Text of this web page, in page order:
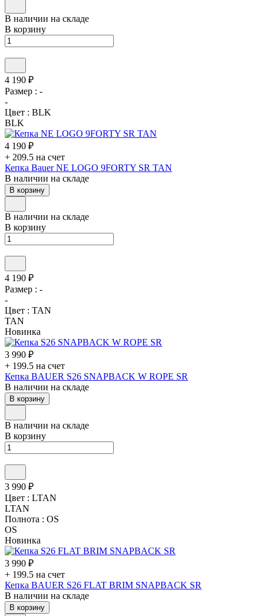
В наличии на складе
В корзину
4 190 ₽
Размер : -
-
Цвет : BLK
BLK
4 190 ₽
+ 209.5 на счет
Кепка Bauer NE LOGO 9FORTY SR TAN
В наличии на складе
В корзину
В наличии на складе
В корзину
4 190 ₽
Размер : -
-
Цвет : TAN
TAN
Новинка
3 990 ₽
+ 199.5 на счет
Кепка BAUER S26 SNAPBACK W ROPE SR
В наличии на складе
В корзину
В наличии на складе
В корзину
3 990 ₽
Цвет : LTAN
LTAN
Полнота : OS
OS
Новинка
3 990 ₽
+ 199.5 на счет
Кепка BAUER S26 FLAT BRIM SNAPBACK SR
В наличии на складе
В корзину